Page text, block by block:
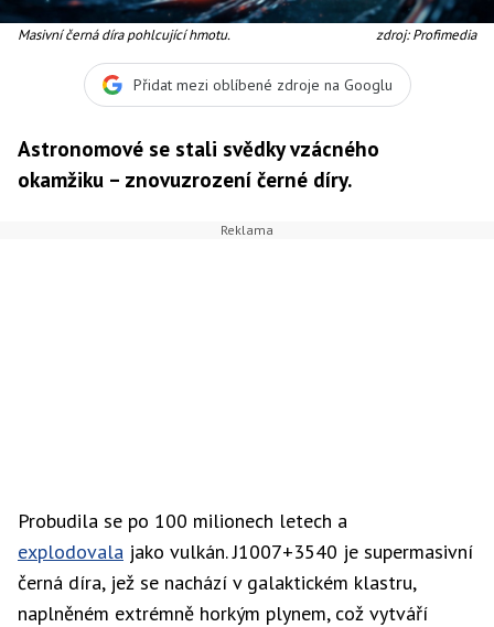
Masivní černá díra pohlcující hmotu. zdroj: Profimedia
Přidat mezi oblíbené zdroje na Googlu
Astronomové se stali svědky vzácného
okamžiku – znovuzrození černé díry.
Probudila se po 100 milionech letech a
explodovala jako vulkán. J1007+3540 je supermasivní
černá díra, jež se nachází v galaktickém klastru,
naplněném extrémně horkým plynem, což vytváří